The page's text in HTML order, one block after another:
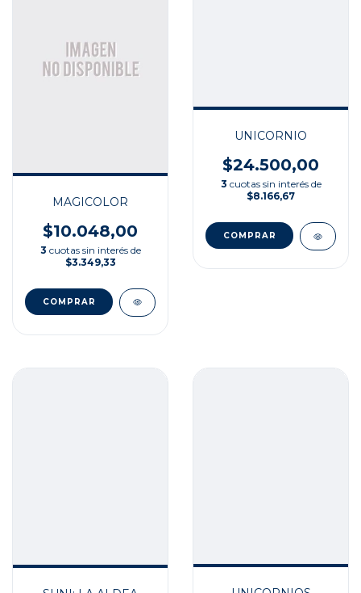
MAGICOLOR
$10.048,00
3 cuotas sin interés de
$3.349,33
UNICORNIO
$24.500,00
3 cuotas sin interés de
$8.166,67